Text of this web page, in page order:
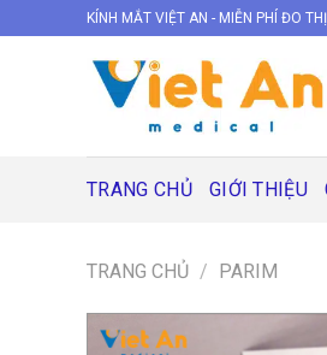
to
KÍNH MẮT VIỆT AN - MIỄN PHÍ ĐO
TRANG CHỦ GIỚI THIỆU
TRANG CHỦ / PARIM